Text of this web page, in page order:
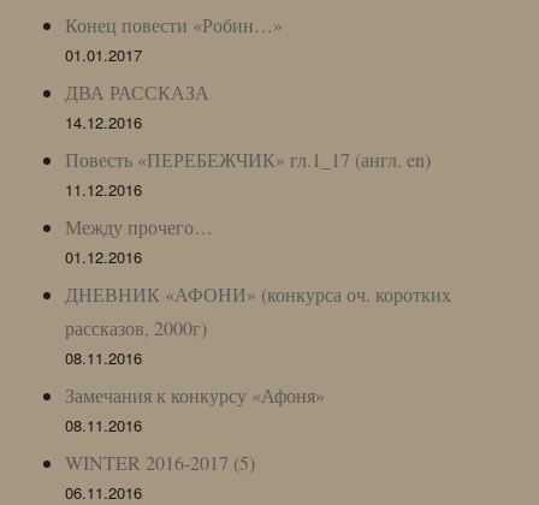
Конец повести «Робин…»
01.01.2017
ДВА РАССКАЗА
14.12.2016
Повесть «ПЕРЕБЕЖЧИК» гл.1_17 (англ. en)
11.12.2016
Между прочего…
01.12.2016
ДНЕВНИК «АФОНИ» (конкурса оч. коротких
рассказов, 2000г)
08.11.2016
Замечания к конкурсу «Афоня»
08.11.2016
WINTER 2016-2017 (5)
06.11.2016